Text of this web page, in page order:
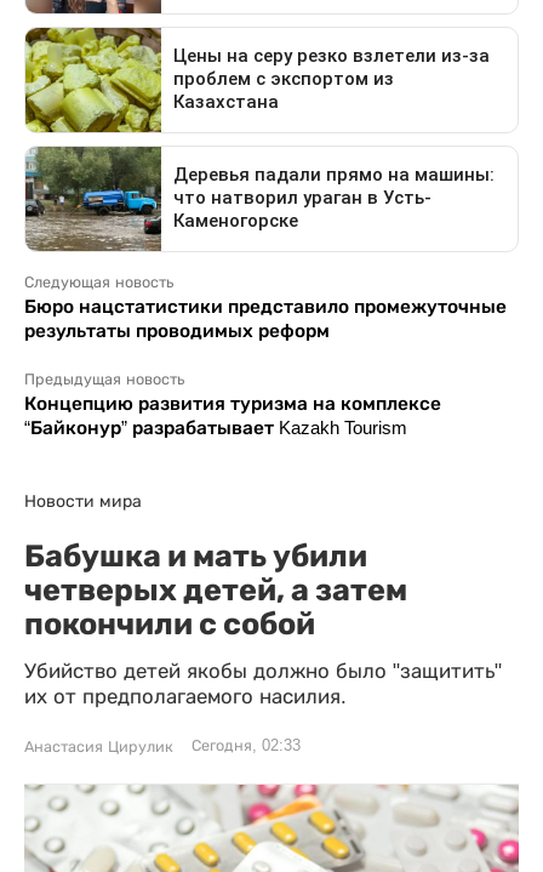
Следующая новость
Бюро нацстатистики представило промежуточные
результаты проводимых реформ
Предыдущая новость
Концепцию развития туризма на комплексе
“Байконур” разрабатывает Kazakh Tourism
Новости мира
Бабушка и мать убили
четверых детей, а затем
покончили с собой
Убийство детей якобы должно было "защитить"
их от предполагаемого насилия.
Анастасия Цирулик Сегодня, 02:33